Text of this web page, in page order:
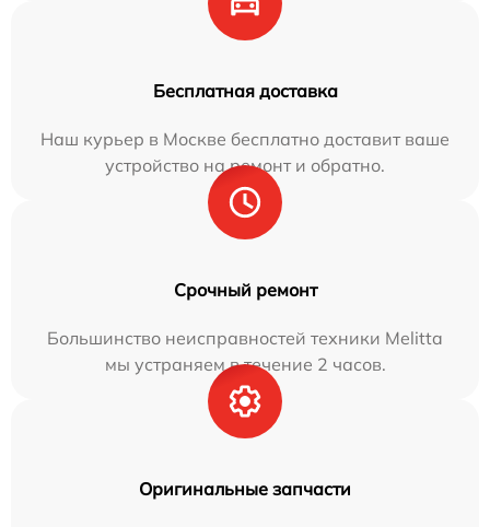
Бесплатная доставка
Наш курьер в Москве бесплатно доставит ваше
устройство на ремонт и обратно.
Срочный ремонт
Большинство неисправностей техники Melitta
мы устраняем в течение 2 часов.
Оригинальные запчасти